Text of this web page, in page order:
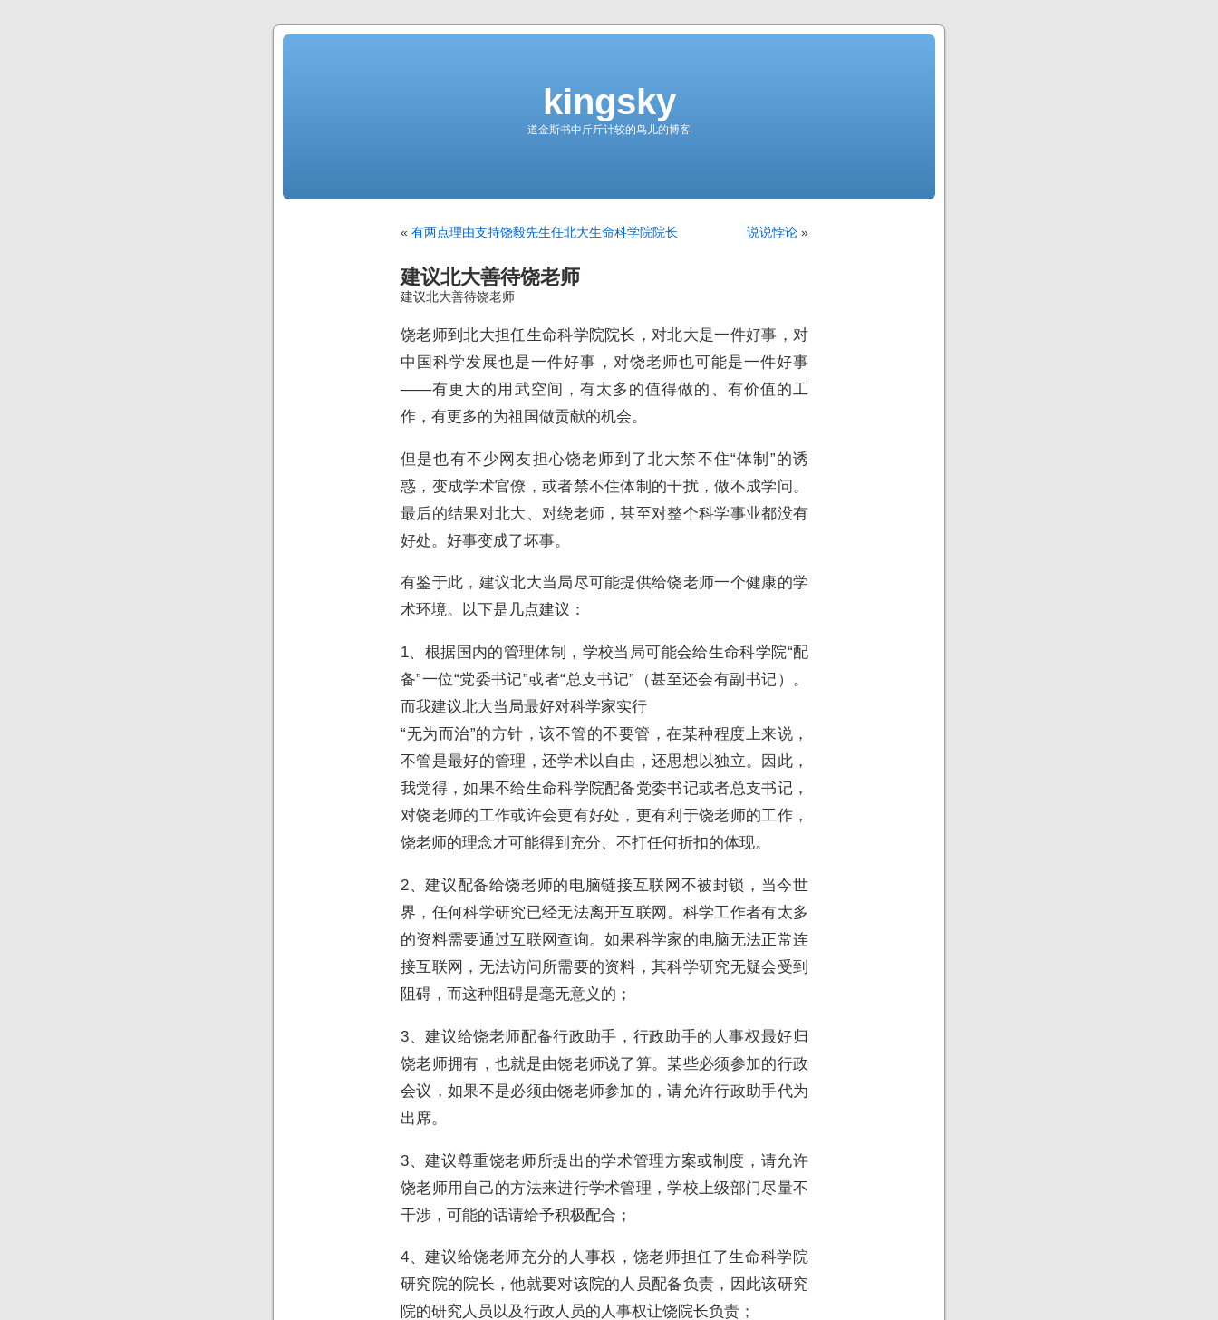
kingsky
道金斯书中斤斤计较的鸟儿的博客
« 有两点理由支持饶毅先生任北大生命科学院院长 说说悖论 »
建议北大善待饶老师
建议北大善待饶老师
饶老师到北大担任生命科学院院长，对北大是一件好事，对
中国科学发展也是一件好事，对饶老师也可能是一件好事
——有更大的用武空间，有太多的值得做的、有价值的工
作，有更多的为祖国做贡献的机会。
但是也有不少网友担心饶老师到了北大禁不住“体制”的诱
惑，变成学术官僚，或者禁不住体制的干扰，做不成学问。
最后的结果对北大、对绕老师，甚至对整个科学事业都没有
好处。好事变成了坏事。
有鉴于此，建议北大当局尽可能提供给饶老师一个健康的学
术环境。以下是几点建议：
1、根据国内的管理体制，学校当局可能会给生命科学院“配
备”一位“党委书记”或者“总支书记”（甚至还会有副书记）。
而我建议北大当局最好对科学家实行
“无为而治”的方针，该不管的不要管，在某种程度上来说，
不管是最好的管理，还学术以自由，还思想以独立。因此，
我觉得，如果不给生命科学院配备党委书记或者总支书记，
对饶老师的工作或许会更有好处，更有利于饶老师的工作，
饶老师的理念才可能得到充分、不打任何折扣的体现。
2、建议配备给饶老师的电脑链接互联网不被封锁，当今世
界，任何科学研究已经无法离开互联网。科学工作者有太多
的资料需要通过互联网查询。如果科学家的电脑无法正常连
接互联网，无法访问所需要的资料，其科学研究无疑会受到
阻碍，而这种阻碍是毫无意义的；
3、建议给饶老师配备行政助手，行政助手的人事权最好归
饶老师拥有，也就是由饶老师说了算。某些必须参加的行政
会议，如果不是必须由饶老师参加的，请允许行政助手代为
出席。
3、建议尊重饶老师所提出的学术管理方案或制度，请允许
饶老师用自己的方法来进行学术管理，学校上级部门尽量不
干涉，可能的话请给予积极配合；
4、建议给饶老师充分的人事权，饶老师担任了生命科学院
研究院的院长，他就要对该院的人员配备负责，因此该研究
院的研究人员以及行政人员的人事权让饶院长负责；